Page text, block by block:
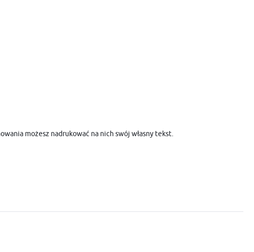
możesz nadrukować na nich swój własny tekst.